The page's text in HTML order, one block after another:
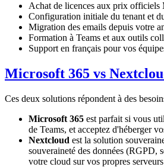
Achat de licences aux prix officiels
Configuration initiale du tenant et
Migration des emails depuis votre
Formation à Teams et aux outils
Support en français pour vos
Microsoft 365 vs
Ces deux solutions répondent à des
Microsoft 365 est parfait si vous
de Teams, et acceptez d'héberger
Nextcloud est la solution
souveraineté des données (RGPD,
votre cloud sur vos propres